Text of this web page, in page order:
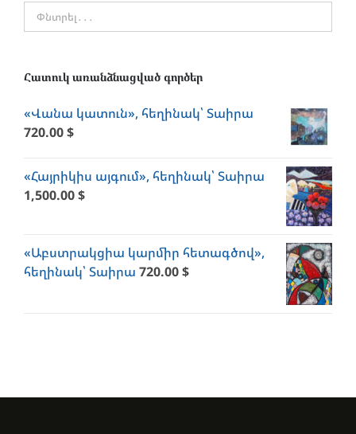
Հատուկ առանձնացված գործեր
«Վանա կատուն», հեղինակ՝ Տաիրա
720.00$
«Հայրիկիս այգում», հեղինակ՝ Տաիրա
1,500.00$
«Աբստրակցիա կարմիր հետագծով»,
հեղինակ՝ Տաիրա 720.00$